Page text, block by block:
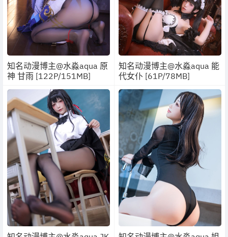
知名动漫博主@水淼aqua 原
神 甘雨 [122P/151MB]
知名动漫博主@水淼aqua 能
代女仆 [61P/78MB]